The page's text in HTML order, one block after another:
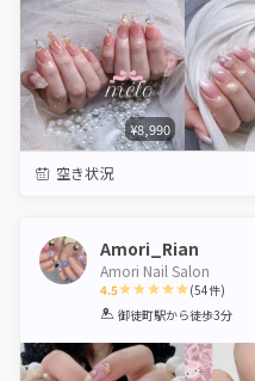
¥8,990
空き状況
Amori_Rian
Amori Nail Salon
4.5
1 2 3 4 5
(54件)
御徒町駅から徒歩3分